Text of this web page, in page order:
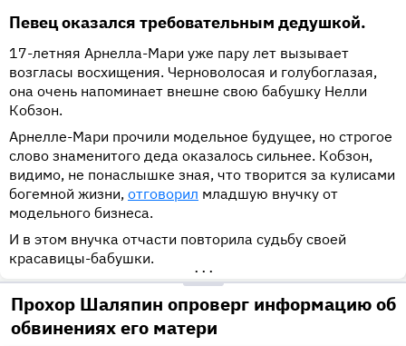
Певец оказался требовательным дедушкой.
17-летняя Арнелла-Мари уже пару лет вызывает
возгласы восхищения. Черноволосая и голубоглазая,
она очень напоминает внешне свою бабушку Нелли
Кобзон.
Арнелле-Мари прочили модельное будущее, но строгое
слово знаменитого деда оказалось сильнее. Кобзон,
видимо, не понаслышке зная, что творится за кулисами
богемной жизни, отговорил младшую внучку от
модельного бизнеса.
И в этом внучка отчасти повторила судьбу своей
красавицы-бабушки.
•••
Прохор Шаляпин опроверг информацию об
обвинениях его матери